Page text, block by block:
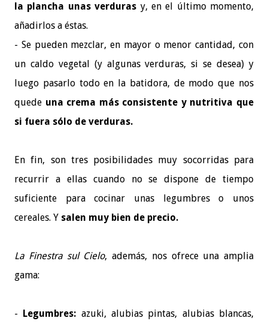
la plancha unas verduras y, en el último momento,
añadirlos a éstas.
- Se pueden mezclar, en mayor o menor cantidad, con
un caldo vegetal (y algunas verduras, si se desea) y
luego pasarlo todo en la batidora, de modo que nos
quede una crema más consistente y nutritiva que
si fuera sólo de verduras.
En fin, son tres posibilidades muy socorridas para
recurrir a ellas cuando no se dispone de tiempo
suficiente para cocinar unas legumbres o unos
cereales. Y salen muy bien de precio.
La Finestra sul Cielo, además, nos ofrece una amplia
gama:
- Legumbres: azuki, alubias pintas, alubias blancas,